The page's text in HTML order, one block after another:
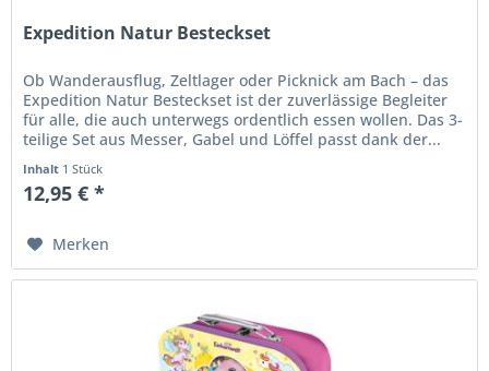
Expedition Natur Besteckset
Ob Wanderausflug, Zeltlager oder Picknick am Bach – das
Expedition Natur Besteckset ist der zuverlässige Begleiter
für alle, die auch unterwegs ordentlich essen wollen. Das 3-
teilige Set aus Messer, Gabel und Löffel passt dank der...
Inhalt 1 Stück
12,95 € *
Merken